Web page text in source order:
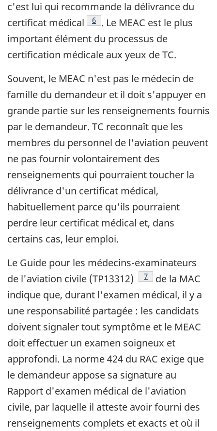
c'est lui qui recommande la délivrance du
certificat médical
Footnote
6 . Le MEAC est le plus
important élément du processus de
certification médicale aux yeux de TC.
Souvent, le MEAC n'est pas le médecin de
famille du demandeur et il doit s'appuyer en
grande partie sur les renseignements fournis
par le demandeur. TC reconnaît que les
membres du personnel de l'aviation peuvent
ne pas fournir volontairement des
renseignements qui pourraient toucher la
délivrance d'un certificat médical,
habituellement parce qu'ils pourraient
perdre leur certificat médical et, dans
certains cas, leur emploi.
Le Guide pour les médecins-examinateurs
de l'aviation civile (TP13312)
Footnote
7
de la MAC
indique que, durant l'examen médical, il y a
une responsabilité partagée : les candidats
doivent signaler tout symptôme et le MEAC
doit effectuer un examen soigneux et
approfondi. La norme 424 du RAC exige que
le demandeur appose sa signature au
Rapport d'examen médical de l'aviation
civile, par laquelle il atteste avoir fourni des
renseignements complets et exacts et où il